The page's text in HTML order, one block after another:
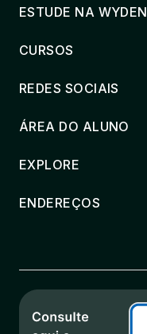
ESTUDE NA WYDEN
CURSOS
REDES SOCIAIS
ÁREA DO ALUNO
EXPLORE
ENDEREÇOS